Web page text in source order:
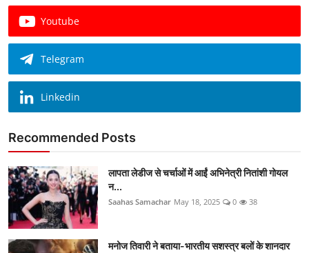
Youtube
Telegram
Linkedin
Recommended Posts
लापता लेडीज से चर्चाओं में आईं अभिनेत्री नितांशी गोयल
न...
Saahas Samachar May 18, 2025 0 38
मनोज तिवारी ने बताया-भारतीय सशस्त्र बलों के शानदार